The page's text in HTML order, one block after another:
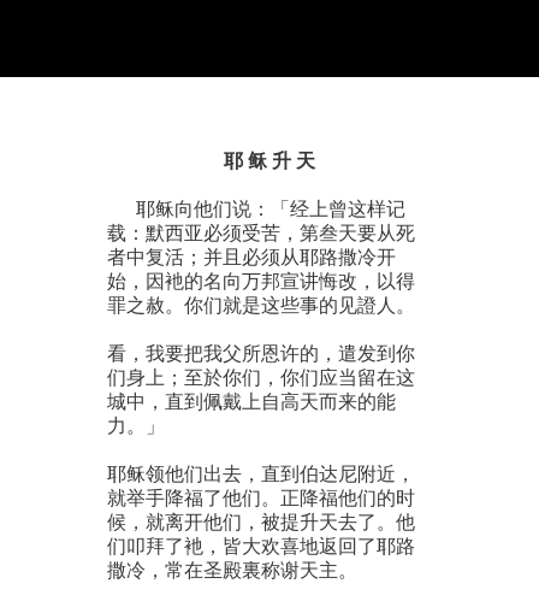
耶 稣 升 天
耶稣向他们说：「经上曾这样记
载：默西亚必须受苦，第叁天要从死
者中复活；并且必须从耶路撒冷开
始，因衪的名向万邦宣讲悔改，以得
罪之赦。你们就是这些事的见證人。
看，我要把我父所恩许的，遣发到你
们身上；至於你们，你们应当留在这
城中，直到佩戴上自高天而来的能
力。」
耶稣领他们出去，直到伯达尼附近，
就举手降福了他们。正降福他们的时
候，就离开他们，被提升天去了。他
们叩拜了衪，皆大欢喜地返回了耶路
撒冷，常在圣殿裏称谢天主。